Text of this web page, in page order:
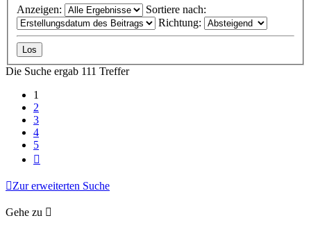
Anzeigen:
Sortiere nach:
Richtung:
Die Suche ergab 111 Treffer
1
2
3
4
5
Zur erweiterten Suche
Gehe zu